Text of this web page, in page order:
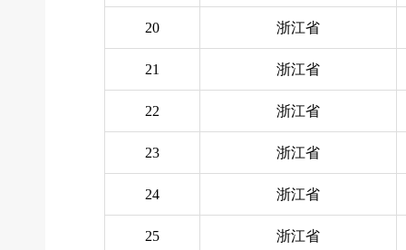
20 浙江省
21 浙江省
22 浙江省
23 浙江省
24 浙江省
25 浙江省